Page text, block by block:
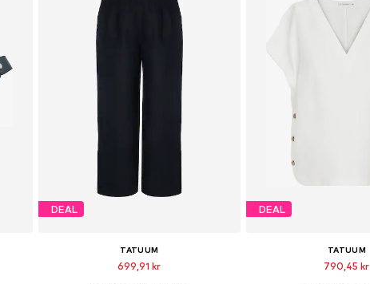
DEAL
TATUUM
699,91 kr
DEAL
TATUUM
790,45 kr